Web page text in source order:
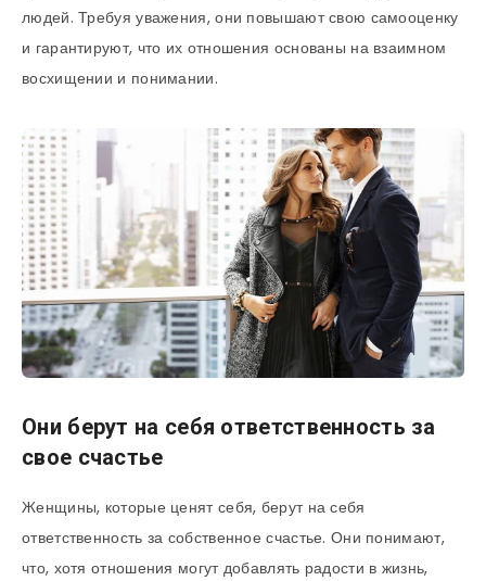
людей. Требуя уважения, они повышают свою самооценку
и гарантируют, что их отношения основаны на взаимном
восхищении и понимании.
Они берут на себя ответственность за
свое счастье
Женщины, которые ценят себя, берут на себя
ответственность за собственное счастье. Они понимают,
что, хотя отношения могут добавлять радости в жизнь,